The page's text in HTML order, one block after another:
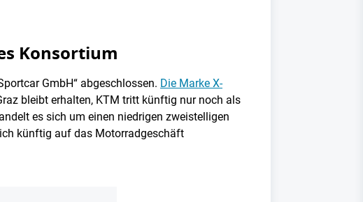
Konsortium
GmbH“ abgeschlossen. Die Marke X-
bleibt erhalten, KTM tritt künftig nur noch als
es sich um einen niedrigen zweistelligen
künftig auf das Motorradgeschäft